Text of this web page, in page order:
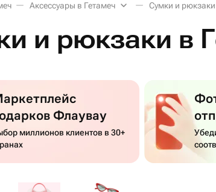
Аксессуары в Гетамеч Сумки и
и рюкзаки в
Флаувау
миллионов клиентов в 30+